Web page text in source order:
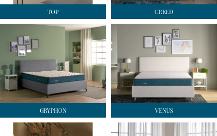
TOP CREED
GRYPHON VENUS